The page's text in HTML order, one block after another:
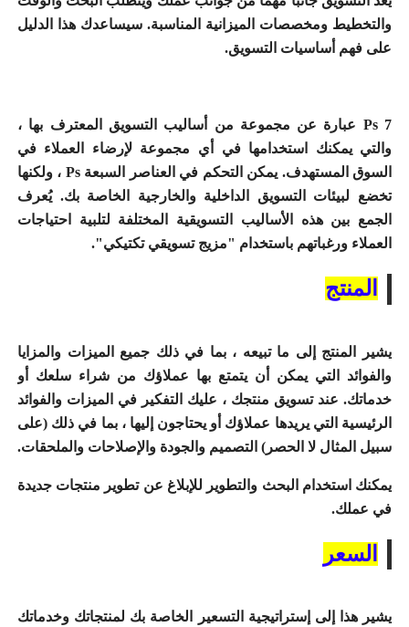
والتخطيط ومخصصات الميزانية المناسبة. سيساعدك هذا الدليل
على فهم أساسيات التسويق.
7 Ps عبارة عن مجموعة من أساليب التسويق المعترف بها ،
والتي يمكنك استخدامها في أي مجموعة لإرضاء العملاء في
السوق المستهدف.
يمكن التحكم في العناصر السبعة Ps ، ولكنها
تخضع لبيئات التسويق الداخلية والخارجية الخاصة بك.يُعرف
الجمع بين هذه الأساليب التسويقية المختلفة لتلبية احتياجات
العملاء ورغباتهم باستخدام "مزيج تسويقي تكتيكي".
المنتج
يشير المنتج إلى ما تبيعه ، بما في ذلك جميع الميزات والمزايا
والفوائد التي يمكن أن يتمتع بها عملاؤك من شراء سلعك أو
خدماتك. عند تسويق منتجك ، عليك التفكير في الميزات والفوائد
الرئيسية التي يريدها عملاؤك أو يحتاجون إليها ، بما في ذلك (على
سبيل المثال لا الحصر) التصميم والجودة والإصلاحات والملحقات.
يمكنك استخدام البحث والتطوير للإبلاغ عن تطوير منتجات جديدة
في عملك.
السعر
يشير هذا إلى إستراتيجية التسعير الخاصة بك لمنتجاتك وخدماتك